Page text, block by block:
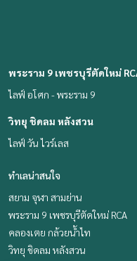
พระราม 9 เพชรบุรีตัดใหม่
ไลฟ์ อโศก - พระราม 9
วิทยุ ชิดลม หลังสวน
ไลฟ์ วัน ไวร์เลส
ทำเลน่าสนใจ
สยาม จุฬา สามย่าน
พระราม 9 เพชรบุรีตัดใหม่ RCA
คลองเตย กล้วยน้ำไท
วิทยุ ชิดลม หลังสวน